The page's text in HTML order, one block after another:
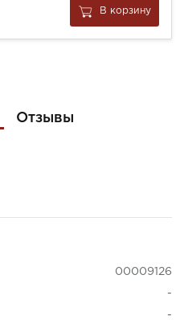
В корзину
Отзывы
00009126
-
-